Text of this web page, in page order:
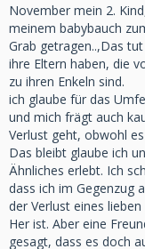
November mein 2.
meinem babybauch
Grab getragen..,Das
ihre Eltern haben, die
zu ihren Enkeln sind.
ich glaube für das
und mich frägt auch
Verlust geht, obwohl
Das bleibt glaube ich
Ähnliches erlebt. Ich
dass ich im Gegenzug
der Verlust eines
Her ist. Aber eine
gesagt, dass es doch